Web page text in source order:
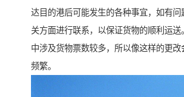
达目的港后可能发生的各种事宜，如有问
关方面进行联系，以保证货物的顺利运送
中涉及货物票数较多，所以像这样的更改
频繁。